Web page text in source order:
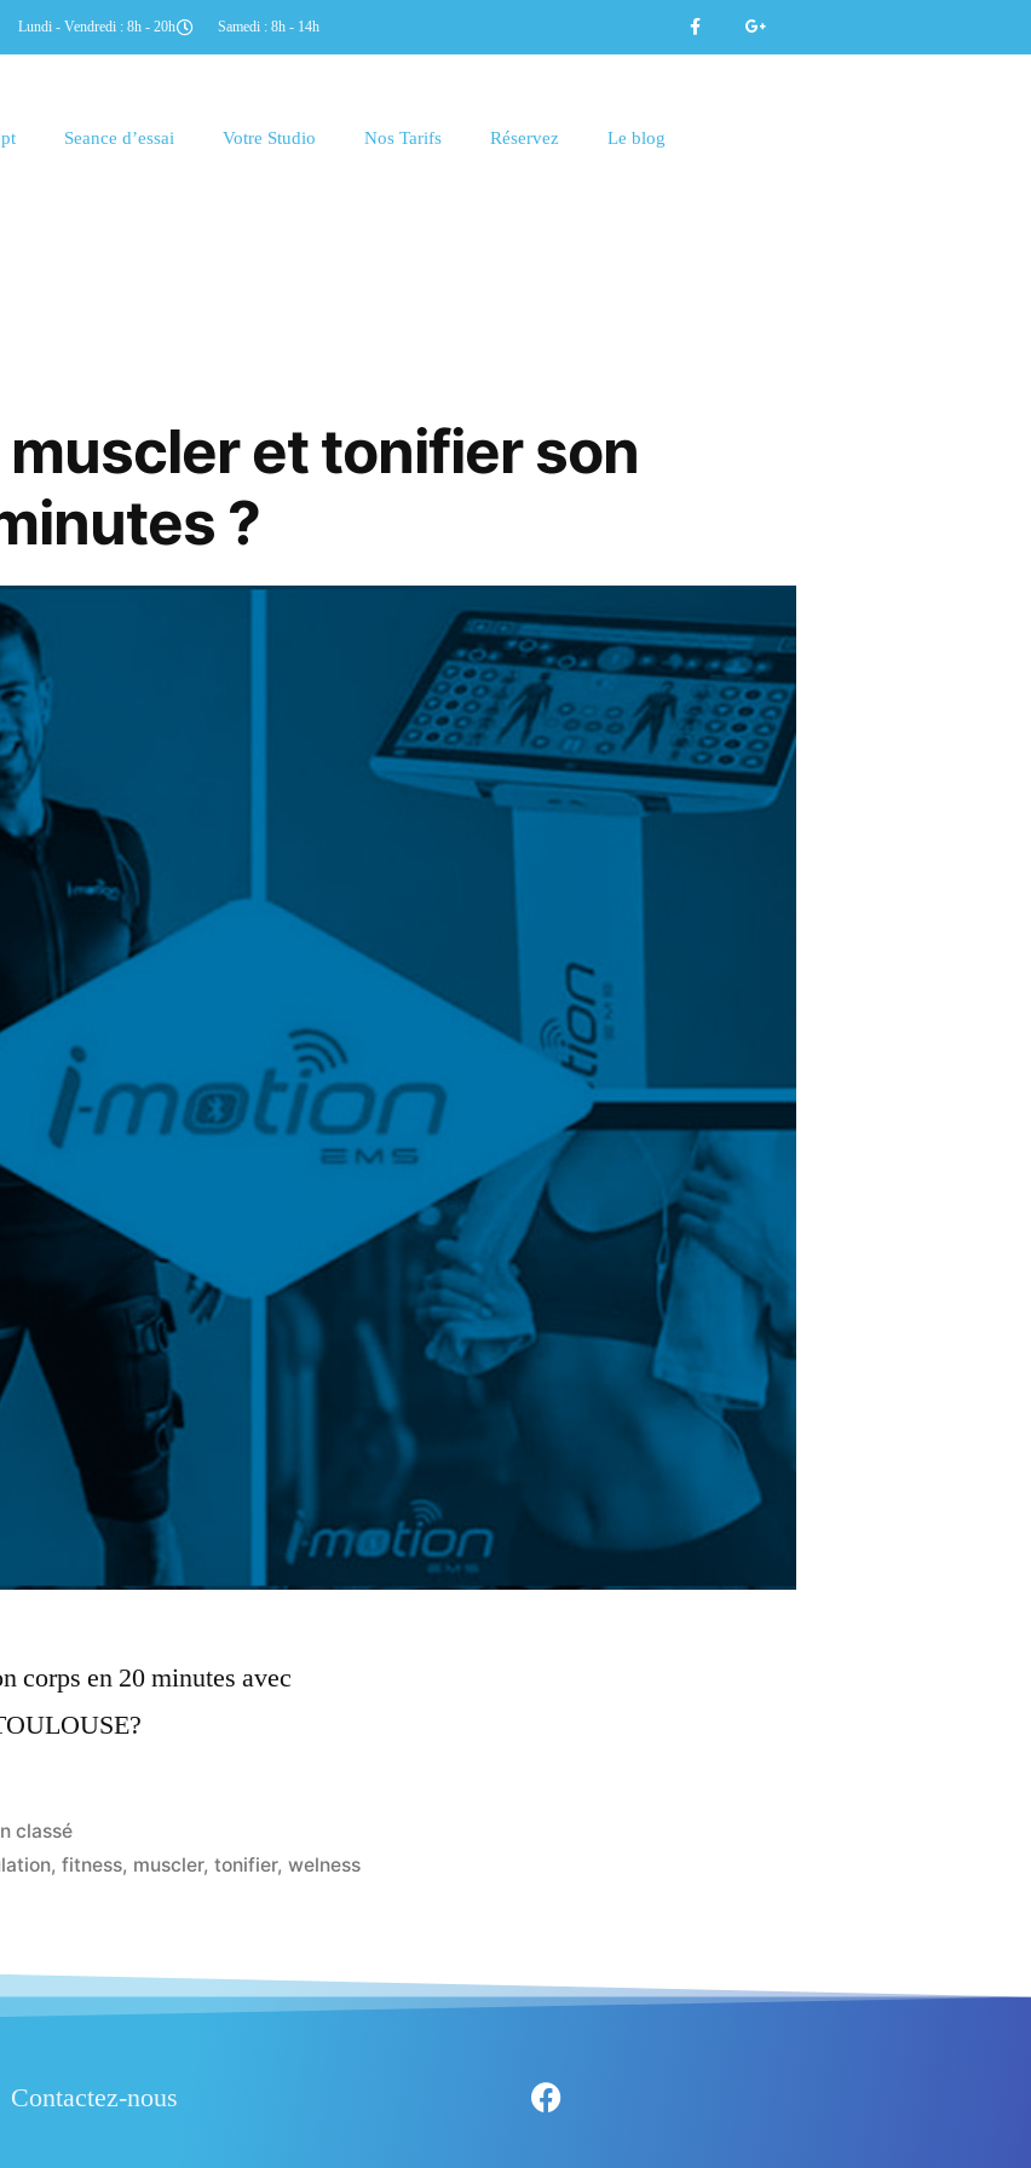
Lundi - Vendredi : 8h - 20h Samedi : 8h - 14h
Seance d’essai Votre Studio Nos Tarifs Réservez Le blog
et tonifier son
?
corps en 20 minutes avec
classé
,fitness, muscler,tonifier,welness
Contactez-nous